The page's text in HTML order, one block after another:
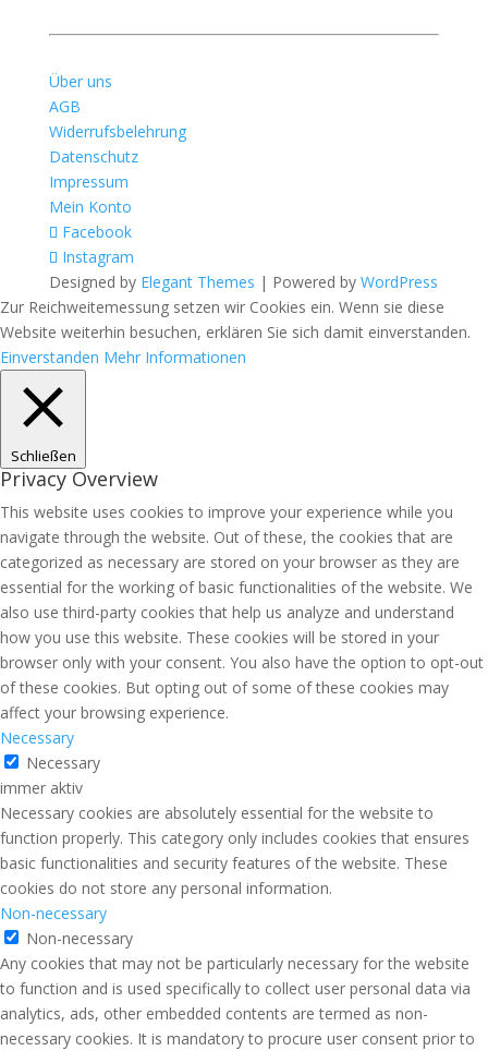
Über uns
AGB
Widerrufsbelehrung
Datenschutz
Impressum
Mein Konto
Facebook
Instagram
Designed by Elegant Themes | Powered by WordPress
Zur Reichweitemessung setzen wir Cookies ein. Wenn sie diese
Website weiterhin besuchen, erklären Sie sich damit einverstanden.
Einverstanden Mehr Informationen
Schließen
Privacy Overview
This website uses cookies to improve your experience while you
navigate through the website. Out of these, the cookies that are
categorized as necessary are stored on your browser as they are
essential for the working of basic functionalities of the website. We
also use third-party cookies that help us analyze and understand
how you use this website. These cookies will be stored in your
browser only with your consent. You also have the option to opt-out
of these cookies. But opting out of some of these cookies may
affect your browsing experience.
Necessary
Necessary
immer aktiv
Necessary cookies are absolutely essential for the website to
function properly. This category only includes cookies that ensures
basic functionalities and security features of the website. These
cookies do not store any personal information.
Non-necessary
Non-necessary
Any cookies that may not be particularly necessary for the website
to function and is used specifically to collect user personal data via
analytics, ads, other embedded contents are termed as non-
necessary cookies. It is mandatory to procure user consent prior to